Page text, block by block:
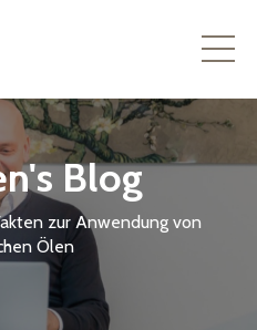
Blog
zur Anwendung von
Ölen